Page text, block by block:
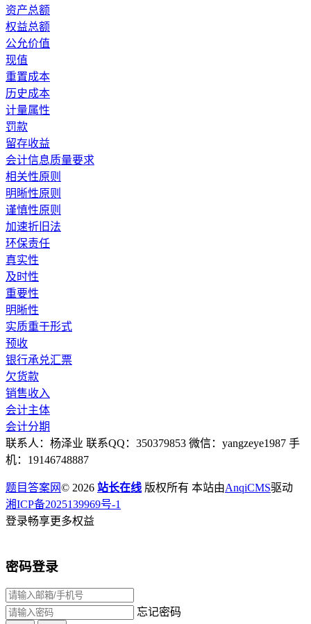
资产总额
权益总额
公允价值
现值
重置成本
历史成本
计量属性
罚款
留存收益
会计信息质量要求
相关性原则
明晰性原则
谨慎性原则
加速折旧法
环保责任
真实性
及时性
重要性
明晰性
实质重于形式
预收
银行承兑汇票
欠货款
销售收入
会计主体
会计分期
联系人：杨泽业 联系QQ：350379853 微信：yangzeye1987 手
机：19146748887
题目答案网© 2026 站长在线 版权所有 本站由AnqiCMS驱动
湘ICP备2025139969号-1
登录畅享更多权益
密码登录
忘记密码